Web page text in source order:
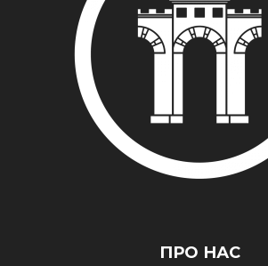
ПРО НАС